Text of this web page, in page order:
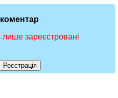
зареєстровані
Реєстрація